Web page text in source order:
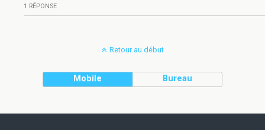
1 RÉPONSE
Retour au début
Mobile Bureau